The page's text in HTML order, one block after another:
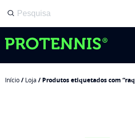
Início/ Loja / Produtos etiquetados com